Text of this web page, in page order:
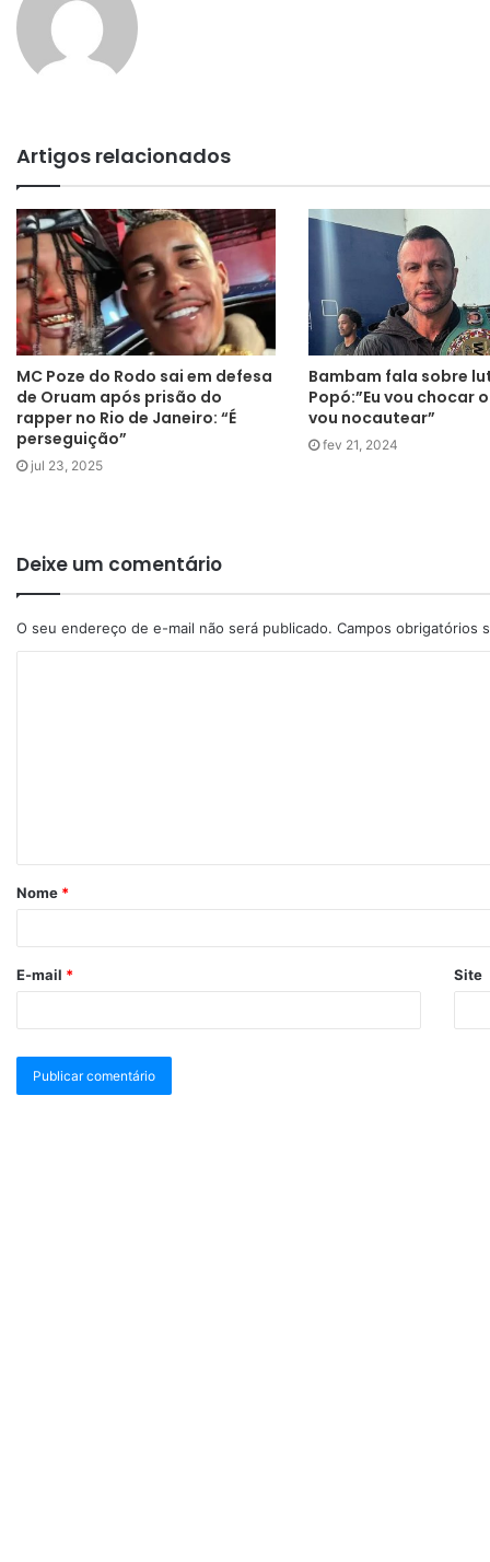
Artigos relacionados
MC Poze do Rodo sai em defesa
de Oruam após prisão do
rapper no Rio de Janeiro: “É
perseguição”
jul 23, 2025
Bambam fala sobre
Popó:”Eu vou chocar
vou nocautear”
fev 21, 2024
Deixe um comentário
O seu endereço de e-mail não será publicado. Campos obrigatórios
Nome *
E-mail * Site